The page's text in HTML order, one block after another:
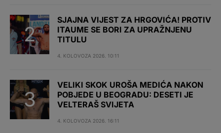
SJAJNA VIJEST ZA HRGOVIĆA! PROTIV
ITAUME SE BORI ZA UPRAŽNJENU
TITULU
4. KOLOVOZA 2026. 10:11
VELIKI SKOK UROŠA MEDIĆA NAKON
POBJEDE U BEOGRADU: DESETI JE
VELTERAŠ SVIJETA
4. KOLOVOZA 2026. 16:11